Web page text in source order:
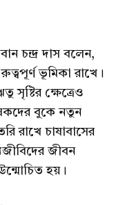
চন্দ্র দাস বলেন,
ভূমিকা রাখে।
সৃষ্টির ক্ষেত্রেও
বুকে নতুন
রাখে চাষাবাসের
জীবন
হয়।